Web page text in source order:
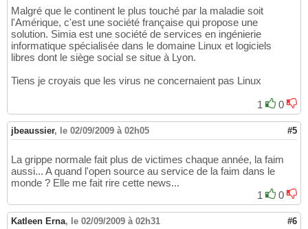
Malgré que le continent le plus touché par la maladie soit
l'Amérique, c'est une société française qui propose une
solution. Simia est une société de services en ingénierie
informatique spécialisée dans le domaine Linux et logiciels
libres dont le siège social se situe à Lyon.
Tiens je croyais que les virus ne concernaient pas Linux
1 0
jbeaussier, le 02/09/2009 à 02h05 #5
La grippe normale fait plus de victimes chaque année, la faim
aussi... A quand l'open source au service de la faim dans le
monde ? Elle me fait rire cette news...
1
0
Katleen Erna, le 02/09/2009 à 02h31 #6